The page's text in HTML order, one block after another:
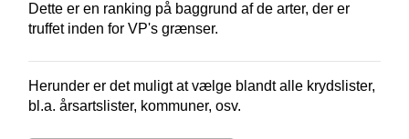
Dette er en ranking på baggrund af de arter, der er
truffet inden for VP's grænser.
Herunder er det muligt at vælge blandt alle krydslister,
bl.a. årsartslister, kommuner, osv.